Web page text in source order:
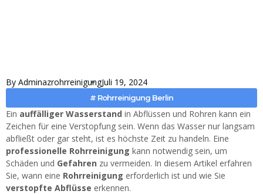
By AdminazrohrreinigungJuli 19, 2024
# Rohrreinigung Berlin
Ein auffälliger Wasserstand in Abflüssen und Rohren kann ein
Zeichen für eine Verstopfung sein. Wenn das Wasser nur langsam
abfließt oder gar steht, ist es höchste Zeit zu handeln. Eine
professionelle Rohrreinigung kann notwendig sein, um
Schäden und Gefahren zu vermeiden. In diesem Artikel erfahren
Sie, wann eine Rohrreinigung erforderlich ist und wie Sie
verstopfte Abflüsse erkennen.